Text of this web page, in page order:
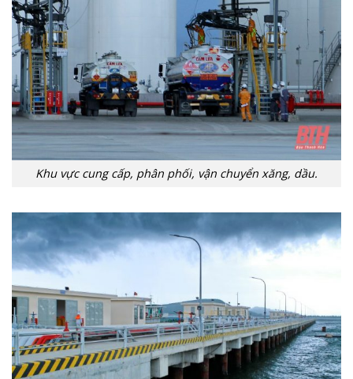
Khu vực cung cấp, phân phối, vận chuyển xăng, dầu.